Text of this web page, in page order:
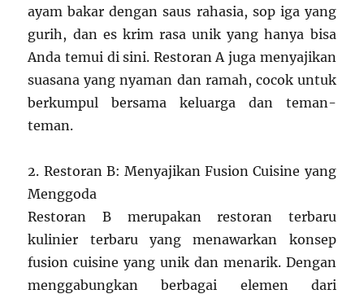
ayam bakar dengan saus rahasia, sop iga yang
gurih, dan es krim rasa unik yang hanya bisa
Anda temui di sini. Restoran A juga menyajikan
suasana yang nyaman dan ramah, cocok untuk
berkumpul bersama keluarga dan teman-
teman.
2. Restoran B: Menyajikan Fusion Cuisine yang
Menggoda
Restoran B merupakan restoran terbaru
kulinier terbaru yang menawarkan konsep
fusion cuisine yang unik dan menarik. Dengan
menggabungkan berbagai elemen dari